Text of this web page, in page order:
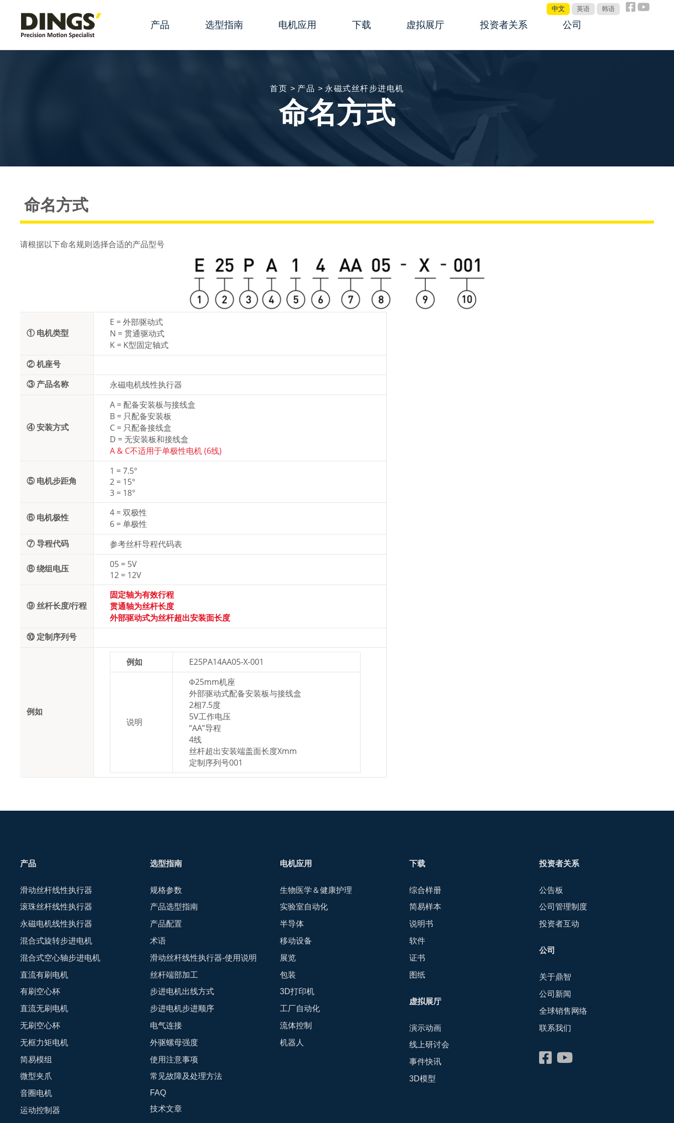
产品
直流无刷电机
无刷空心杯
无框力矩电机
简易模组
微型夹爪
音圈电机
客户化定制
选型指南
步进电机步进顺序
外驱螺母强度
使用注意事项
电机应用
实验室自动化
半导体
工厂自动化
机器人
下载
简易样本
说明书
虚拟展厅
线上研讨会
投资者关系
公司管理制度
公司
中文 英语 韩语
首页 > 产品 > 永磁式丝杆步进电机
命名方式
命名方式
请根据以下命名规则选择合适的产品型号
① 电机类型
E = 外部驱动式
N = 贯通驱动式
K = K型固定轴式
② 机座号
③ 产品名称 永磁电机线性执行器
④ 安装方式
A = 配备安装板与接线盒
B = 只配备安装板
C = 只配备接线盒
D = 无安装板和接线盒
A & C不适用于单极性电机 (6线)
⑤ 电机步距角
1 = 7.5°
2 = 15°
3 = 18°
⑥ 电机极性
4 = 双极性
6 = 单极性
⑦ 导程代码 参考丝杆导程代码表
⑧ 绕组电压
05 = 5V
12 = 12V
⑨ 丝杆长度/行程
固定轴为有效行程
贯通轴为丝杆长度
外部驱动式为丝杆超出安装面长度
⑩ 定制序列号
例如
例如 E25PA14AA05-X-001
说明
Φ25mm机座
外部驱动式配备安装板与接线盒
2相7.5度
5V工作电压
“AA”导程
4线
丝杆超出安装端盖面长度Xmm
定制序列号001
产品
滑动丝杆线性执行器
滚珠丝杆线性执行器
永磁电机线性执行器
混合式旋转步进电机
混合式空心轴步进电机
直流有刷电机
有刷空心杯
直流无刷电机
无刷空心杯
无框力矩电机
简易模组
微型夹爪
音圈电机
运动控制器
选型指南
规格参数
产品选型指南
产品配置
术语
滑动丝杆线性执行器-使用说明
丝杆端部加工
步进电机出线方式
步进电机步进顺序
电气连接
外驱螺母强度
使用注意事项
常见故障及处理方法
FAQ
技术文章
电机应用
生物医学＆健康护理
实验室自动化
半导体
移动设备
展览
包装
3D打印机
工厂自动化
流体控制
机器人
下载
综合样册
简易样本
说明书
软件
证书
图纸
虚拟展厅
演示动画
线上研讨会
事件快讯
3D模型
投资者关系
公告板
公司管理制度
投资者互动
公司
关于鼎智
公司新闻
全球销售网络
联系我们